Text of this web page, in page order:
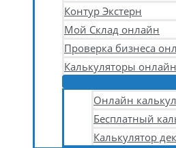
Контур Экстерн
Мой Склад онлайн
Проверка бизнеса
Калькуляторы онлайн
Онлайн
Бесплатный
Калькулятор